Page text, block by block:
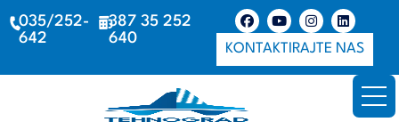
035/252-
642
387 35 252
640
KONTAKTIRAJTE NAS